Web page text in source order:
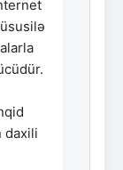
daxili